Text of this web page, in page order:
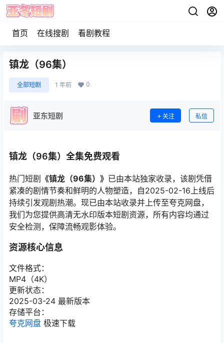
首页 在线搜剧 看剧教程
镇龙（96集）
全部短剧 1 年前 0
亚东短剧 关注 私信
镇龙（96集）全集免费观看
热门短剧 《镇龙（96集）》 已由本站独家收录，该剧凭借
紧凑的剧情节奏和鲜明的人物塑造，自2025-02-16上线后
持续引发观剧热潮。现已由本站收录并上传至夸克网盘，
我们为您提供高清无水印版本短剧资源，所有内容均通过
安全检测，保障流畅观影体验。
资源核心信息
文件格式：
MP4（4K）
更新状态：
2025-03-24 最新版本
存储平台：
夸克网盘 极速下载